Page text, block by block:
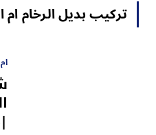
تركيب بديل الرخام ام
|0528959204